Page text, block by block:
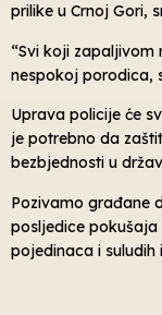
prilike u Crnoj Gori,
“Svi koji zapaljivom
nespokoj porodica,
Uprava policije će
je potrebno da
bezbjednosti u
Pozivamo građane
posljedice
pojedinaca i suludih